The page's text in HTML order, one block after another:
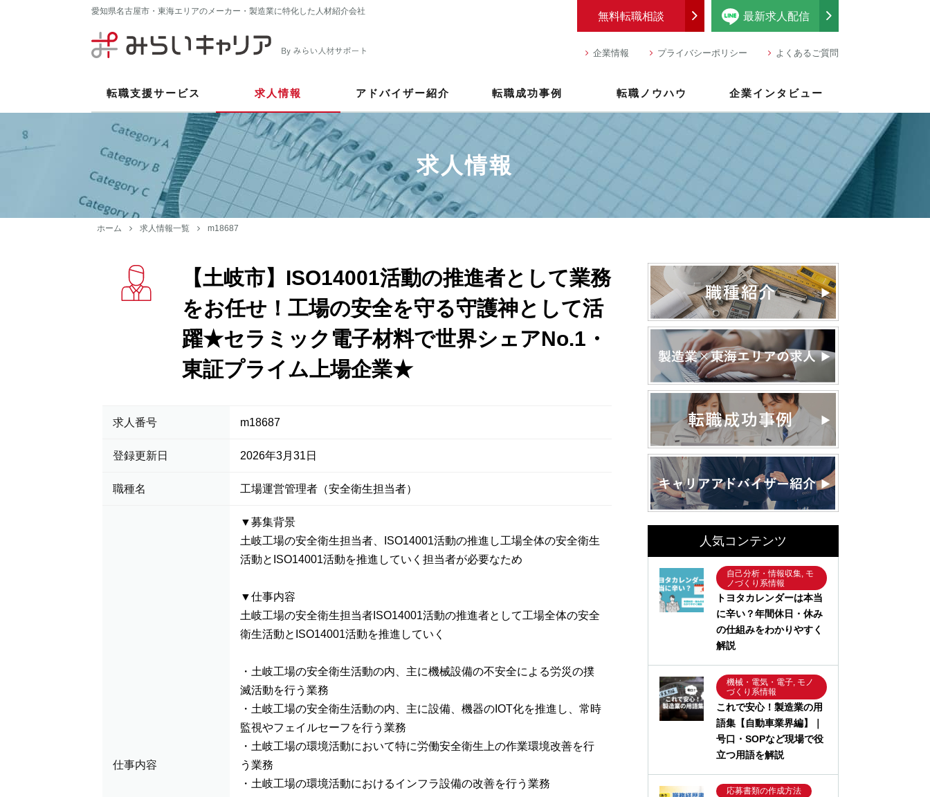
愛知県名古屋市・東海エリアのメーカー・製造業に特化した人材紹介会社 最新求人配信
無料転職相談
企業情報 プライバシーポリシー よくあるご質問
転職支援サービス 求人情報 アドバイザー紹介 転職成功事例 転職ノウハウ 企業インタビュー
求人情報
ホーム 求人情報一覧 m18687
【土岐市】ISO14001活動の推進者として業務
をお任せ！工場の安全を守る守護神として活
躍★セラミック電子材料で世界シェアNo.1・
東証プライム上場企業★
求人番号 m18687
登録更新日 2026年3月31日
職種名 工場運営管理者（安全衛生担当者）
仕事内容
▼募集背景
土岐工場の安全衛生担当者、ISO14001活動の推進し工場全体の安全衛生
活動とISO14001活動を推進していく担当者が必要なため
▼仕事内容
土岐工場の安全衛生担当者ISO14001活動の推進者として工場全体の安全
衛生活動とISO14001活動を推進していく
・土岐工場の安全衛生活動の内、主に機械設備の不安全による労災の撲
滅活動を行う業務
・土岐工場の安全衛生活動の内、主に設備、機器のIOT化を推進し、常時
監視やフェイルセーフを行う業務
・土岐工場の環境活動において特に労働安全衛生上の作業環境改善を行
う業務
・土岐工場の環境活動におけるインフラ設備の改善を行う業務
人気コンテンツ
自己分析・情報収集, モ
ノづくり系情報
トヨタカレンダーは本当
に辛い？年間休日・休み
の仕組みをわかりやすく
解説
機械・電気・電子, モノ
づくり系情報
これで安心！製造業の用
語集【自動車業界編】｜
号口・SOPなど現場で役
立つ用語を解説
応募書類の作成方法